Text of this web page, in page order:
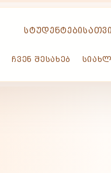
ᲩᲕᲔᲜ ᲨᲔᲡᲐᲮᲔᲑ